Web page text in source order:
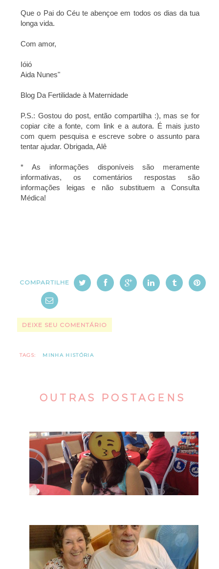
Que o Pai do Céu te abençoe em todos os dias da tua
longa vida.
Com amor,
Ióió
Aida Nunes"
Blog Da Fertilidade à Maternidade
P.S.: Gostou do post, então compartilha :), mas se for
copiar cite a fonte, com link e a autora. É mais justo
com quem pesquisa e escreve sobre o assunto para
tentar ajudar. Obrigada, Alê
* As informações disponíveis são meramente
informativas, os comentários respostas são
informações leigas e não substituem a Consulta
Médica!
COMPARTILHE
DEIXE SEU COMENTÁRIO
TAGS: MINHA HISTÓRIA
OUTRAS POSTAGENS